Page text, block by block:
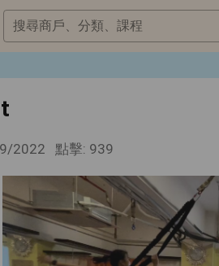
搜尋商戶、分類、課程
2022 點擊: 939